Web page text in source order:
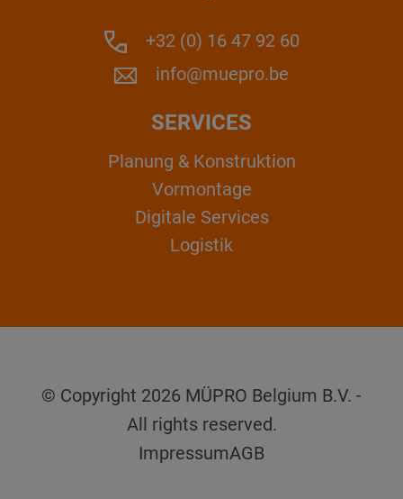
+32 (0) 16 47 92 60
info@muepro.be
SERVICES
Planung & Konstruktion
Vormontage
Digitale Services
Logistik
© Copyright 2026 MÜPRO Belgium B.V. -
All rights reserved.
ImpressumAGB